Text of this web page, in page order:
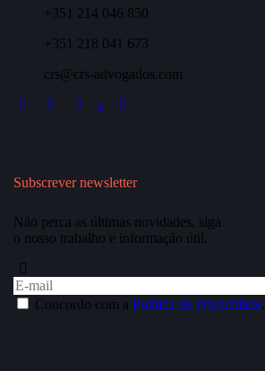
+351 214 046 850
+351 218 041 673
crs@crs-advogados.com
Subscrever newsletter
Não perca as últimas novidades, siga
o nosso trabalho e informação útil.
Concordo com a Política de Privacidade.